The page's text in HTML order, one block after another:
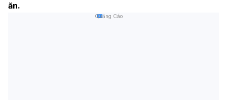
ăn.
Quảng Cáo